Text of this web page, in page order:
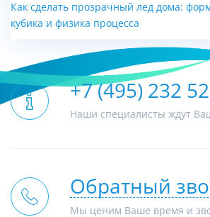
Как сделать прозрачный лед дома:
кубика и физика процесса
+7 (495) 232
Наши специалисты ждут
Обратный
Мы ценим Ваше время и